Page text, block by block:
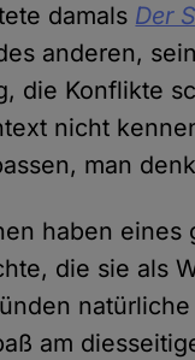
damals Der
anderen,
die Konflikte
nicht
man
haben
die sie als
am